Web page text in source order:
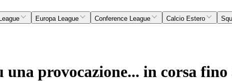
Europa League Conference League Calcio Estero
provocazione... in corsa